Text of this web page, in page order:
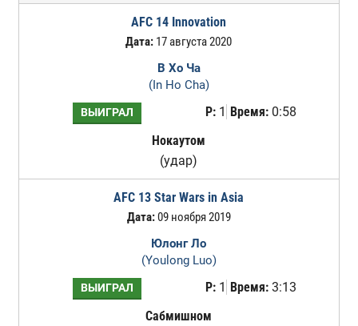
AFC 14 Innovation
Дата: 17 августа 2020
В Хо Ча
(In Ho Cha)
ВЫИГРАЛ Р:1 Время:0:58
Нокаутом
(удар)
AFC 13 Star Wars in Asia
Дата:09 ноября 2019
Юлонг Ло
(Youlong Luo)
ВЫИГРАЛ Р:1 Время:3:13
Сабмишном